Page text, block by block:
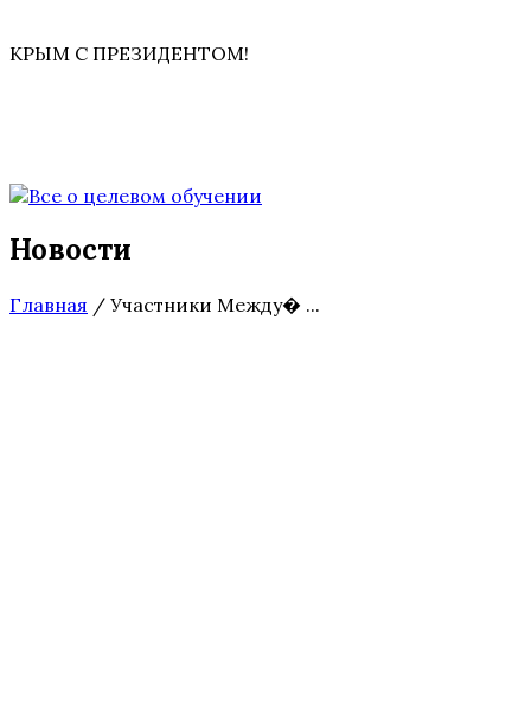
КРЫМ С ПРЕЗИДЕНТОМ!
Новости
Главная / Участники Между� ...